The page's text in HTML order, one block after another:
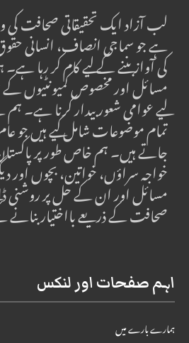
لب آزاد ایک تحقیقاتی صحافت
ہے جو سماجی انصاف، انسانی
کی آواز بننے کے لیے کام کر رہا
مسائل اور مخصوص کمیونٹیوں
لیے عوامی شعور بیدار کرنا ہے۔
تمام موضوعات شامل کیے ہیں جو
جاتے ہیں۔ ہم خاص طور پر
خواجہ سراؤں، خواتین، بچوں اور
مسائل اور ان کے حل پر روشنی
صحافت کے ذریعے بااختیار
اہم صفحات اور لنکس
ہمارے بارے میں